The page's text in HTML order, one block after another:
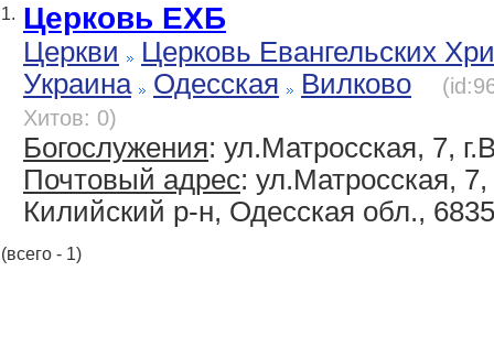
1. Церковь ЕХБ
Церкви
Церковь Евангельских
Украина
Одесская Вилково
Хитов: 0)
Богослужения: ул.Матросская, 7,
Почтовый адрес: ул.Матросская, 7,
Килийский р-н, Одесская обл.,
(всего - 1)